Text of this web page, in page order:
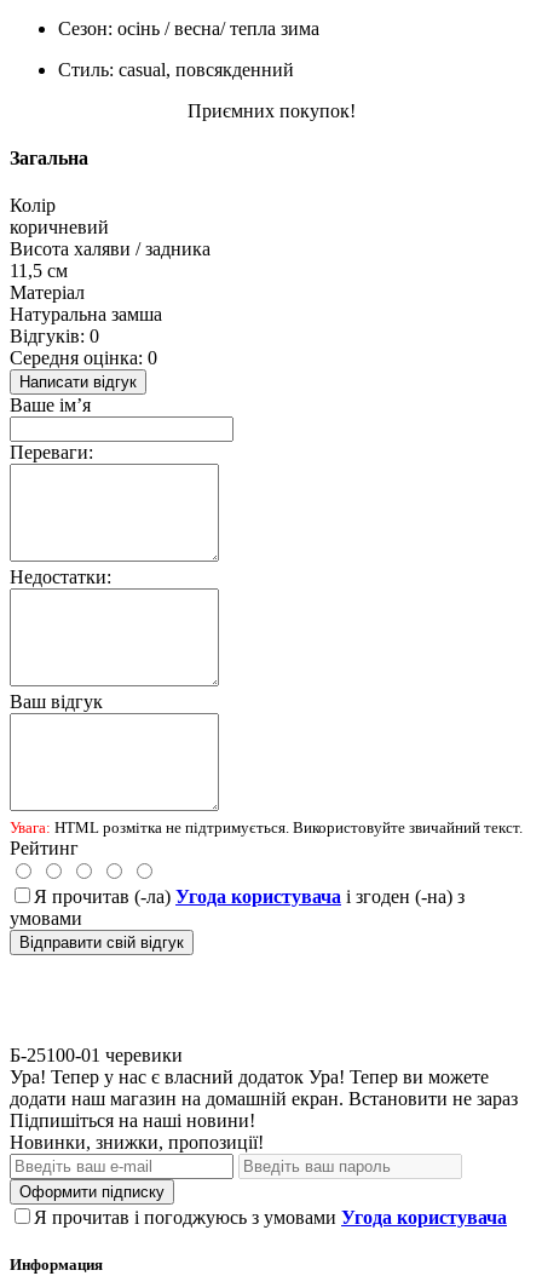
Сезон: осінь / весна/ тепла зима
Стиль: casual, повсякденний
Приємних покупок!
Загальна
Колір
коричневий
Висота халяви / задника
11,5 см
Матеріал
Натуральна замша
Відгуків: 0
Середня оцінка: 0
Написати відгук
Ваше ім’я
Переваги:
Недостатки:
Ваш відгук
Увага: HTML розмітка не підтримується. Використовуйте звичайний текст.
Рейтинг
Я прочитав (-ла) Угода користувача і згоден (-на) з
умовами
Відправити свій відгук
Б-25100-01 черевики
Ура! Тепер у нас є власний додаток Ура! Тепер ви можете
додати наш магазин на домашній екран. Встановити не зараз
Підпишіться на наші новини!
Новинки, знижки, пропозиції!
Оформити підписку
Я прочитав і погоджуюсь з умовами Угода користувача
Информация